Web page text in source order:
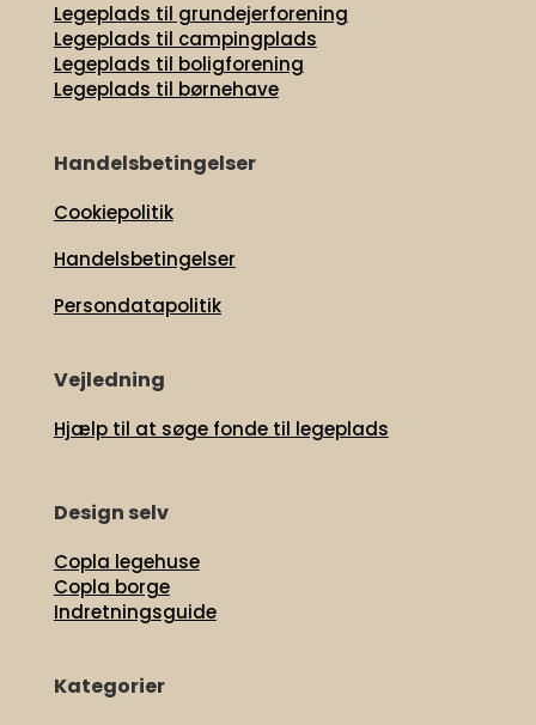
Legeplads til grundejerforening
Legeplads til campingplads
Legeplads til boligforening
Legeplads til børnehave
Handelsbetingelser
Cookiepolitik
Handelsbetingelser
Persondatapolitik
Vejledning
Hjælp til at søge fonde til legeplads
Design selv
Copla legehuse
Copla borge
Indretningsguide
Kategorier